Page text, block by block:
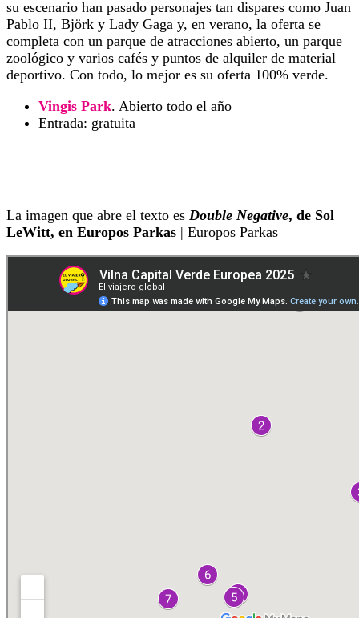
su escenario han pasado personajes tan dispares como Juan
Pablo II, Björk y Lady Gaga y, en verano, la oferta se
completa con un parque de atracciones abierto, un parque
zoológico y varios cafés y puntos de alquiler de material
deportivo. Con todo, lo mejor es su oferta 100% verde.
Vingis Park. Abierto todo el año
Entrada: gratuita
La imagen que abre el texto es Double Negative, de Sol
LeWitt, en Europos Parkas | Europos Parkas